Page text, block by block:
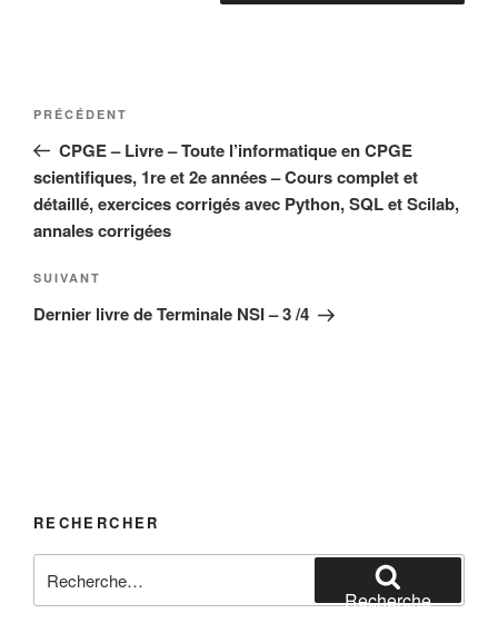
Navigation
l’article
Article
précédent
PRÉCÉDENT
CPGE – Livre – Toute l’informatique en CPGE
scientifiques, 1re et 2e années – Cours complet et
détaillé, exercices corrigés avec Python, SQL et Scilab,
annales corrigées
Article
suivant
SUIVANT
Dernier livre de Terminale NSI – 3 /4
RECHERCHER
pour
Recherche